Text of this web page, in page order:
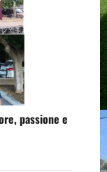
passione e